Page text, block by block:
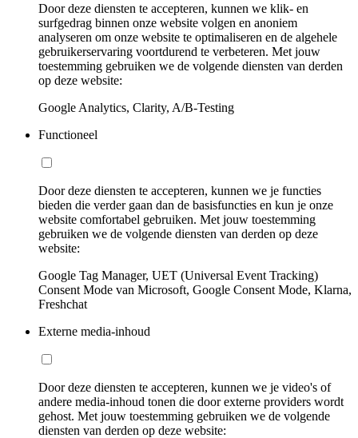
Door deze diensten te accepteren, kunnen we klik- en
surfgedrag binnen onze website volgen en anoniem
analyseren om onze website te optimaliseren en de algehele
gebruikerservaring voortdurend te verbeteren. Met jouw
toestemming gebruiken we de volgende diensten van derden
op deze website:
Google Analytics, Clarity, A/B-Testing
Functioneel
Door deze diensten te accepteren, kunnen we je functies
bieden die verder gaan dan de basisfuncties en kun je onze
website comfortabel gebruiken. Met jouw toestemming
gebruiken we de volgende diensten van derden op deze
website:
Google Tag Manager, UET (Universal Event Tracking)
Consent Mode van Microsoft, Google Consent Mode, Klarna,
Freshchat
Externe media-inhoud
Door deze diensten te accepteren, kunnen we je video's of
andere media-inhoud tonen die door externe providers wordt
gehost. Met jouw toestemming gebruiken we de volgende
diensten van derden op deze website: